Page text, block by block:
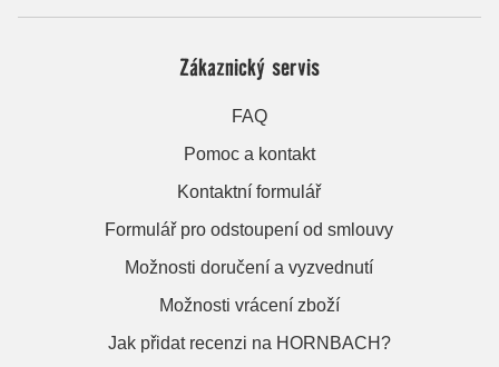
Zákaznický servis
FAQ
Pomoc a kontakt
Kontaktní formulář
Formulář pro odstoupení od smlouvy
Možnosti doručení a vyzvednutí
Možnosti vrácení zboží
Jak přidat recenzi na HORNBACH?